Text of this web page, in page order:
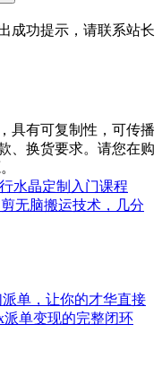
成功提示，请联系站长
具有可复制性，可传播
、换货要求。请您在购
水晶定制入门课程
无脑搬运技术，几分